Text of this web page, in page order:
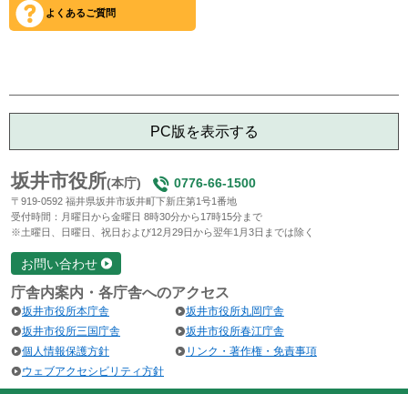
よくあるご質問
PC版を表示する
坂井市役所(本庁) 0776-66-1500
〒919-0592 福井県坂井市坂井町下新庄第1号1番地
受付時間：月曜日から金曜日 8時30分から17時15分まで
※土曜日、日曜日、祝日および12月29日から翌年1月3日までは除く
お問い合わせ
庁舎内案内・各庁舎へのアクセス
坂井市役所本庁舎
坂井市役所丸岡庁舎
坂井市役所三国庁舎
坂井市役所春江庁舎
個人情報保護方針
リンク・著作権・免責事項
ウェブアクセシビリティ方針